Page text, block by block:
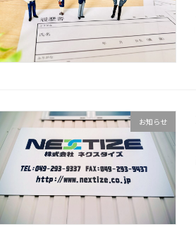
お知らせ